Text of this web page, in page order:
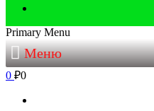
Primary Menu
Меню
0 ₽0